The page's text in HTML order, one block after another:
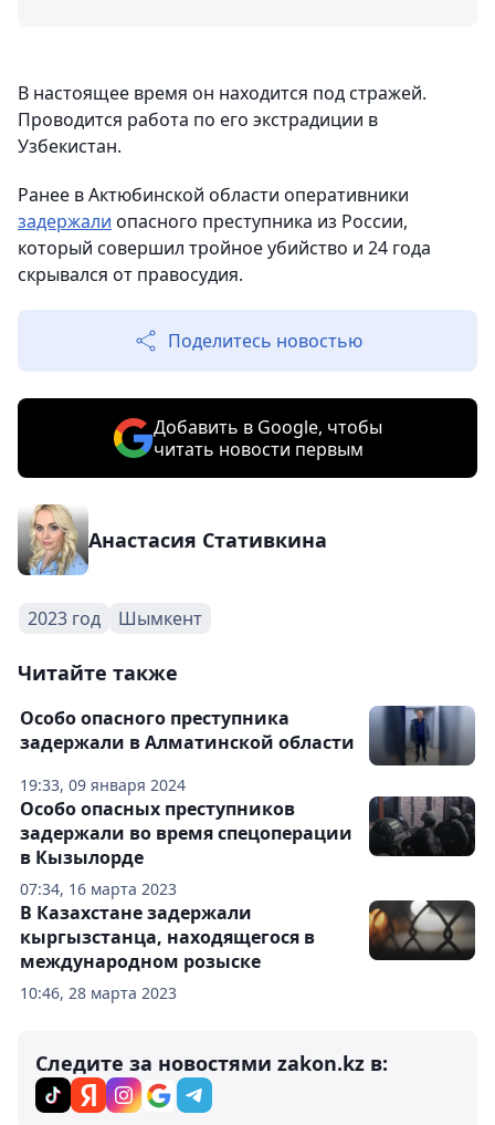
В настоящее время он находится под стражей.
Проводится работа по его экстрадиции в
Узбекистан.
Ранее в Актюбинской области оперативники
задержали опасного преступника из России,
который совершил тройное убийство и 24 года
скрывался от правосудия.
Поделитесь новостью
Добавить в Google, чтобы
читать новости первым
Анастасия Стативкина
2023 год Шымкент
Читайте также
19:33, 09 января 2024
Особо опасного преступника
задержали в Алматинской области
07:34, 16 марта 2023
Особо опасных преступников
задержали во время спецоперации
в Кызылорде
10:46, 28 марта 2023
В Казахстане задержали
кыргызстанца, находящегося в
международном розыске
Следите за новостями zakon.kz в: